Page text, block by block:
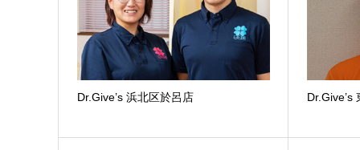
Dr.Give’s 浜北区於呂店 Dr.Give’s